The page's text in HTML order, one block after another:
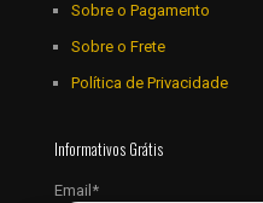
Sobre o Pagamento
Sobre o Frete
Política de Privacidade
Informativos Grátis
Email*